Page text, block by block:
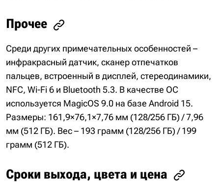
Прочее
Среди других примечательных особенностей –
инфракрасный датчик, сканер отпечатков
пальцев, встроенный в дисплей, стереодинамики,
NFC, Wi-Fi 6 и Bluetooth 5.3. В качестве ОС
используется MagicOS 9.0 на базе Android 15.
Размеры: 161,9×76,1×7,76 мм (128/256 ГБ) / 7,96
мм (512 ГБ). Вес – 193 грамм (128/256 ГБ) / 199
грамм (512 ГБ).
Сроки выхода, цвета и цена